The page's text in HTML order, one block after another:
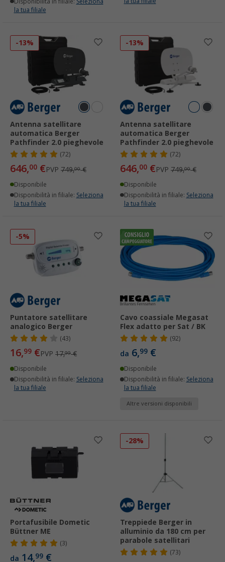
Disponibilità in filiale: Seleziona
la tua filiale
-13%
Antenna satellitare
automatica Berger
Pathfinder 2.0 pieghevole
(72)
646,00 €PVP 749,00€
Disponibile
Disponibilità in filiale: Seleziona
la tua filiale
-13%
Antenna satellitare
automatica Berger
Pathfinder 2.0 pieghevole
(72)
646,00 €PVP 749,00€
Disponibile
Disponibilità in filiale: Seleziona
la tua filiale
-5%
Puntatore satellitare
analogico Berger
(43)
16,99 €PVP 17,99€
Disponibile
Disponibilità in filiale: Seleziona
la tua filiale
Cavo coassiale Megasat
Flex adatto per Sat / BK
(92)
da 6,99 €
Disponibile
Disponibilità in filiale: Seleziona
la tua filiale
Altre versioni disponibili
Portafusibile Dometic
Büttner ME
(3)
da 14,99 €
-28%
Treppiede Berger in
alluminio da 180 cm per
parabole satellitari
(73)